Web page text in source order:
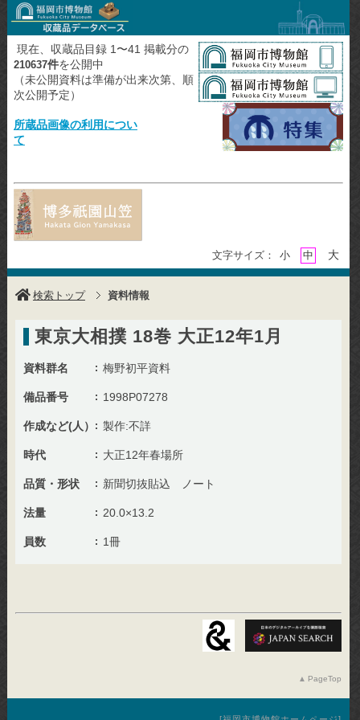
現在、収蔵品目録 1〜41 掲載分の
210637件を公開中
（未公開資料は準備が出来次第、順
次公開予定）
所蔵品画像の利用につい
て
文字サイズ： 小 中 大
検索トップ 資料情報
東京大相撲 18巻 大正12年1月
資料群名 梅野初平資料
備品番号 1998P07278
作成など(人） 製作:不詳
時代 大正12年春場所
品質・形状 新聞切抜貼込 ノート
法量 20.0×13.2
員数 1冊
PageTop